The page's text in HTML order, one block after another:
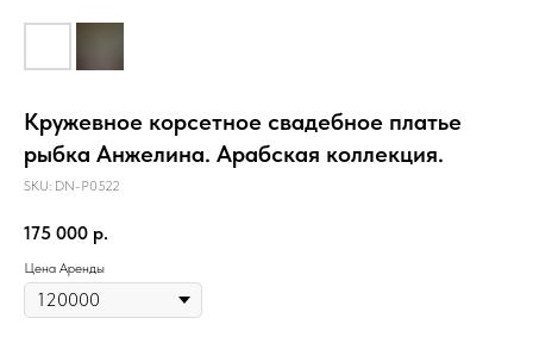
Кружевное корсетное свадебное платье
рыбка Анжелина. Арабская коллекция.
SKU: DN-P0522
175 000 р.
Цена Аренды